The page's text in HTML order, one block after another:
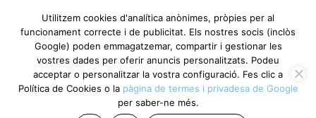
Utilitzem cookies d'analítica anònimes, pròpies per al
funcionament correcte i de publicitat. Els nostres socis
(inclòs Google) poden emmagatzemar, compartir i gestionar
les vostres dades per oferir anuncis personalitzats. Podeu
acceptar o personalitzar la vostra configuració. Fes clic a
Política de Cookies o lapàgina de termes i privadesa de
Googleper saber-ne més.